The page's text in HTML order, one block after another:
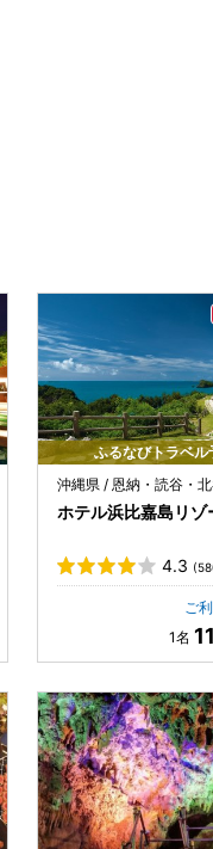
ふるなびトラベル
沖縄県 / 恩納・読谷・
ホテル浜比嘉島リゾ
4.3
ご